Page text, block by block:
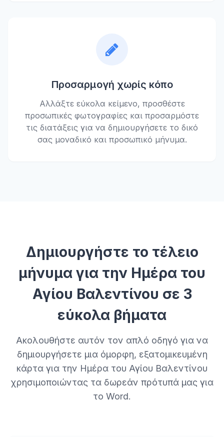
Προσαρμογή χωρίς κόπο
Αλλάξτε εύκολα κείμενο, προσθέστε
προσωπικές φωτογραφίες και προσαρμόστε
τις διατάξεις για να δημιουργήσετε το δικό
σας μοναδικό και προσωπικό μήνυμα.
Δημιουργήστε το τέλειο
μήνυμα για την Ημέρα του
Αγίου Βαλεντίνου σε 3
εύκολα βήματα
Ακολουθήστε αυτόν τον απλό οδηγό για να
δημιουργήσετε μια όμορφη, εξατομικευμένη
κάρτα για την Ημέρα του Αγίου Βαλεντίνου
χρησιμοποιώντας τα δωρεάν πρότυπά μας για
το Word.